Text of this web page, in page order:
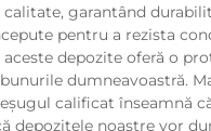
garantând
pentru a rezista
depozite oferă o
dumneavoastră.
calificat înseamnă
depozitele noastre vor